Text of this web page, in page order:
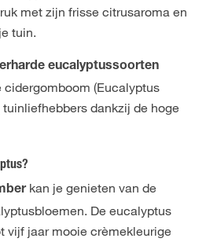
met zijn frisse citrusaroma en
tuin.
eucalyptussoorten
cidergomboom (Eucalyptus
dankzij de hoge
kan je genieten van de
De eucalyptus
vijf jaar mooie crèmekleurige